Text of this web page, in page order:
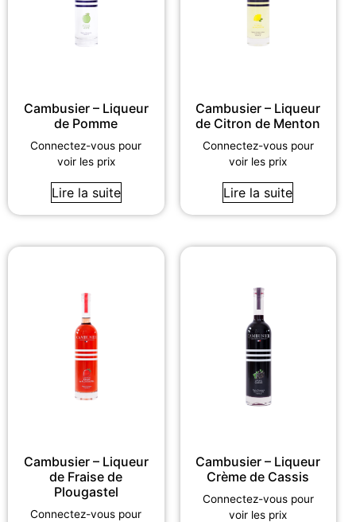
Cambusier – Liqueur
de Pomme
Connectez-vous pour
voir les prix
Lire la suite
Cambusier – Liqueur
de Citron de Menton
Connectez-vous pour
voir les prix
Lire la suite
Cambusier – Liqueur
de Fraise de
Plougastel
Connectez-vous pour
Cambusier – Liqueur
Crème de Cassis
Connectez-vous pour
voir les prix